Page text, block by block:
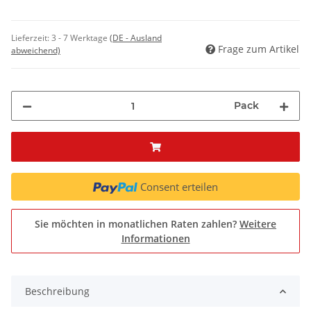
Lieferzeit:3 - 7 Werktage (DE - Ausland
abweichend)
Frage zum Artikel
Pack
Consent erteilen
Sie möchten in monatlichen Raten zahlen? Weitere
Informationen
Beschreibung